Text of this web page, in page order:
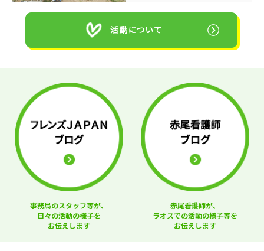
事務局のスタッフ等が、
日々の活動の様子を
お伝えします
赤尾看護師が、
ラオスでの活動の様子等を
お伝えします